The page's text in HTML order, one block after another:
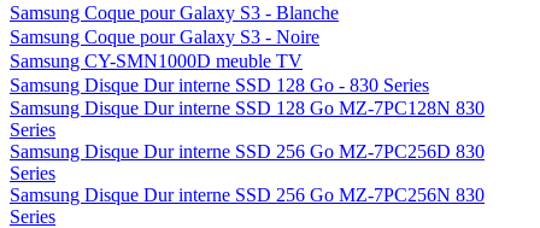
Samsung Coque pour Galaxy S3 - Blanche
Samsung Coque pour Galaxy S3 - Noire
Samsung CY-SMN1000D meuble TV
Samsung Disque Dur interne SSD 128 Go - 830 Series
Samsung Disque Dur interne SSD 128 Go MZ-7PC128N 830
Series
Samsung Disque Dur interne SSD 256 Go MZ-7PC256D 830
Series
Samsung Disque Dur interne SSD 256 Go MZ-7PC256N 830
Series